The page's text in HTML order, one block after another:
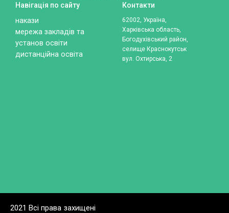
Навігація по сайту
накази
мережа закладів та
установ освіти
дистанційна освіта
Контакти
62002, Україна,
Харківська область,
Богодухівський район,
селище Краснокутськ
вул. Охтирська, 2
2021 Всі права захищені